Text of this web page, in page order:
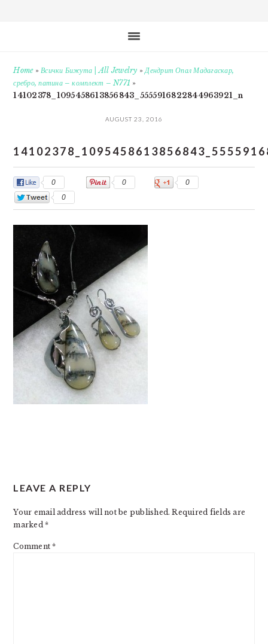
Home»Всички Бижута | All Jewelry »Дендрит Опал Мадагаскар,
сребро, патина – комплект – N771 »
14102378_1095458613856843_5555916822844963921_n
AUGUST 23, 2016
0 0
0
0
INTERACTIONS
LEAVE A REPLY
Your email address will not be published. Required fields are
marked*
Comment*